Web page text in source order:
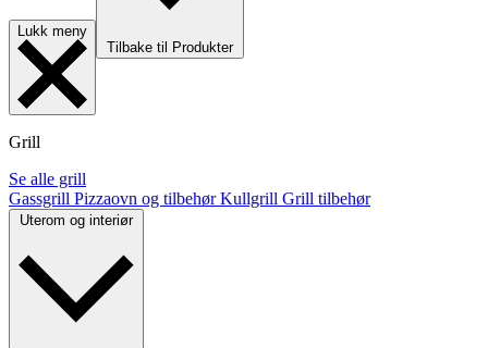
Lukk meny
Tilbake til Produkter
Grill
Se alle grill
Gassgrill Pizzaovn og tilbehørKullgrill Grill tilbehør
Uterom og interiør